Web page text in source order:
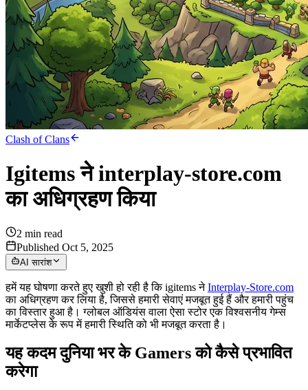
Clash of Clans
Igitems ने interplay-store.com
का अधिग्रहण किया
2 min read
Published Oct 5, 2025
AI सारांश
हमें यह घोषणा करते हुए खुशी हो रही है कि igitems नेInterplay-Store.com
का अधिग्रहण कर लिया है, जिससे हमारी सेवाएं मजबूत हुई हैं और हमारी पहुंच
का विस्तार हुआ है। ग्लोबल ऑडियंस वाला ऐसा स्टोर एक विश्वसनीय गेम्स
मार्केटप्लेस के रूप में हमारी स्थिति को भी मजबूत करता है।
यह कदम दुनिया भर के Gamers को कैसे प्रभावित
करेगा